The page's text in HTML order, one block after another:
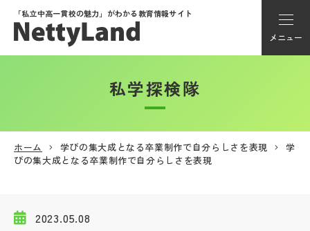
「私立中高一貫校の魅力」がわかる教育情報サイト
メニュー
アカウント登録
メニュー
私学探検隊
ホーム 学びの集大成となる卒業制作で自分らしさを表現
学
びの集大成となる卒業制作で自分らしさを表現
2023.05.08